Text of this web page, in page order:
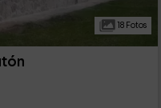
18 Fotos